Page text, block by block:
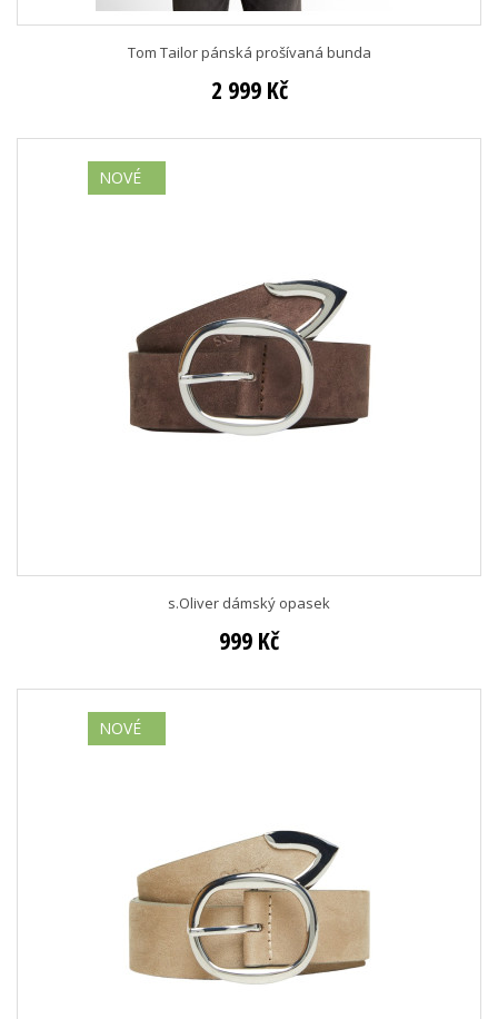
Tom Tailor pánská prošívaná bunda
2 999 Kč
NOVÉ
s.Oliver dámský opasek
999 Kč
NOVÉ